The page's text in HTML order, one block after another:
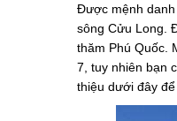
Được mệnh danh
sông Cửu Long.
thăm Phú Quốc.
7, tuy nhiên bạn
thiệu dưới đây